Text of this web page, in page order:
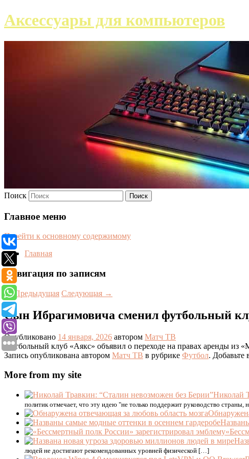
Аксессуары для компьютеров
Поиск
Главное меню
Перейти к основному содержимому
Главная
Навигация по записям
←Предыдущая Следующая →
Сын Ибрагимовича сменил футбольный
Опубликовано 14 января, 2026 автором Матч ТВ
Футбольный клуб «Аякс» объявил о переходе на правах аренды
Запись опубликована автором Матч ТВ в рубрике Футбол. Добавьте
More from my site
Николай
политик отмечает, что эту идею "не только поддержит руководство
людей не достигают рекомендованных уровней физической […]